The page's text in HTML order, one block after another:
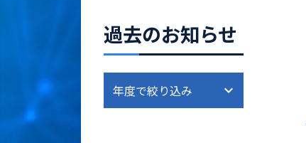
過去のお知らせ